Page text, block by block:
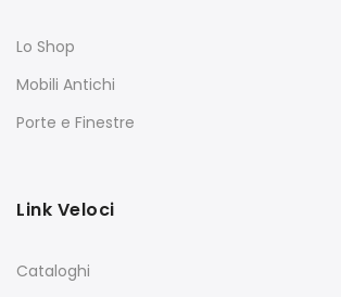
Lo Shop
Mobili Antichi
Porte e Finestre
Link Veloci
Cataloghi